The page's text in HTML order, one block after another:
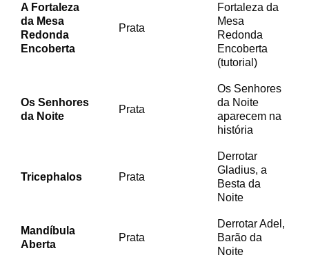
A Fortaleza
da Mesa
Redonda
Encoberta
Prata
Fortaleza da
Mesa
Redonda
Encoberta
(tutorial)
Os Senhores
da Noite
Prata
Os Senhores
da Noite
aparecem na
história
Tricephalos Prata
Derrotar
Gladius, a
Besta da
Noite
Mandíbula
Aberta
Prata
Derrotar Adel,
Barão da
Noite